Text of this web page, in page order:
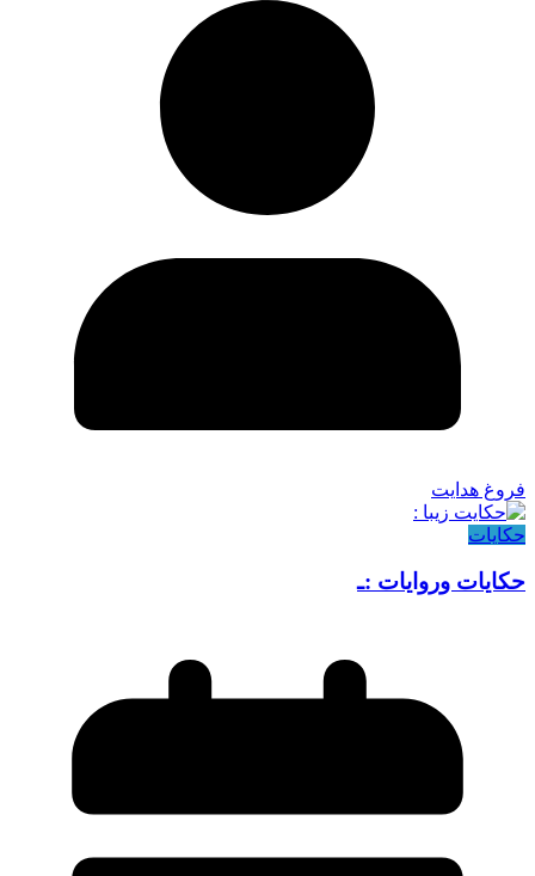
فروغ هدایت
حکایات
حکایات وروایات :ـ